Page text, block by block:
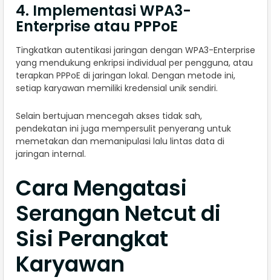
4. Implementasi WPA3-
Enterprise atau PPPoE
Tingkatkan autentikasi jaringan dengan WPA3-Enterprise
yang mendukung enkripsi individual per pengguna, atau
terapkan PPPoE di jaringan lokal. Dengan metode ini,
setiap karyawan memiliki kredensial unik sendiri.
Selain bertujuan mencegah akses tidak sah,
pendekatan ini juga mempersulit penyerang untuk
memetakan dan memanipulasi lalu lintas data di
jaringan internal.
Cara Mengatasi
Serangan Netcut di
Sisi Perangkat
Karyawan